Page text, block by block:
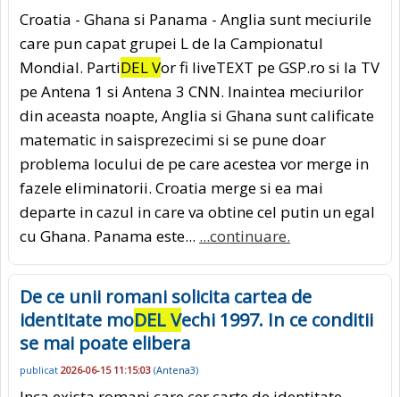
Croatia - Ghana si Panama - Anglia sunt meciurile
care pun capat grupei L de la Campionatul
Mondial. PartiDEL Vor fi liveTEXT pe GSP.ro si la TV
pe Antena 1 si Antena 3 CNN. Inaintea meciurilor
din aceasta noapte, Anglia si Ghana sunt calificate
matematic in saisprezecimi si se pune doar
problema locului de pe care acestea vor merge in
fazele eliminatorii. Croatia merge si ea mai
departe in cazul in care va obtine cel putin un egal
cu Ghana. Panama este... ...continuare.
De ce unii romani solicita cartea de
identitate moDEL Vechi 1997. In ce conditii
se mai poate elibera
publicat 2026-06-15 11:15:03 (Antena3)